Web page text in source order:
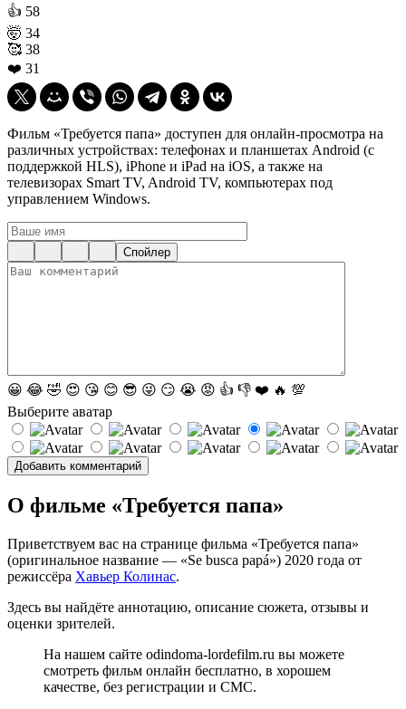
👍 58
🤯 34
🥰 38
❤️ 31
Фильм «Требуется папа» доступен для онлайн-просмотра на
различных устройствах: телефонах и планшетах Android (с
поддержкой HLS), iPhone и iPad на iOS, а также на
телевизорах Smart TV, Android TV, компьютерах под
управлением Windows.
Спойлер
😀 😂 🤣 😍 😘 😊 😎 😜 😏 😭 😡 👍 👎 ❤️ 🔥 💯
Выберите аватар
О фильме «Требуется папа»
Приветствуем вас на странице фильма «Требуется папа»
(оригинальное название — «Se busca papá») 2020 года от
режиссёра Хавьер Колинас.
Здесь вы найдёте аннотацию, описание сюжета, отзывы и
оценки зрителей.
На нашем сайте odindoma-lordefilm.ru вы можете
смотреть фильм онлайн бесплатно, в хорошем
качестве, без регистрации и СМС.